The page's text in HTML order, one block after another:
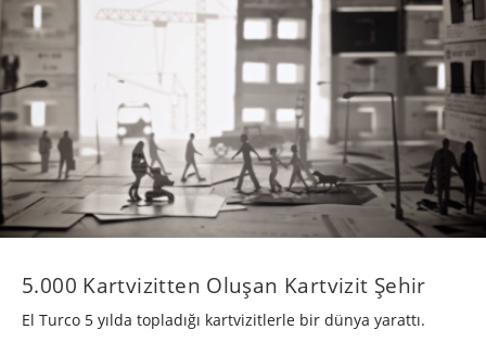
5.000 Kartvizitten Oluşan Kartvizit Şehir
El Turco 5 yılda topladığı kartvizitlerle bir dünya yarattı.